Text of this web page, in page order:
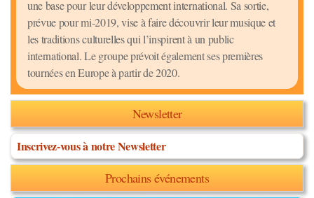
une base pour leur développement international. Sa sortie,
prévue pour mi-2019, vise à faire découvrir leur musique et
les traditions culturelles qui l’inspirent à un public
international. Le groupe prévoit également ses premières
tournées en Europe à partir de 2020.
Newsletter
Inscrivez-vous à notre Newsletter
Prochains événements